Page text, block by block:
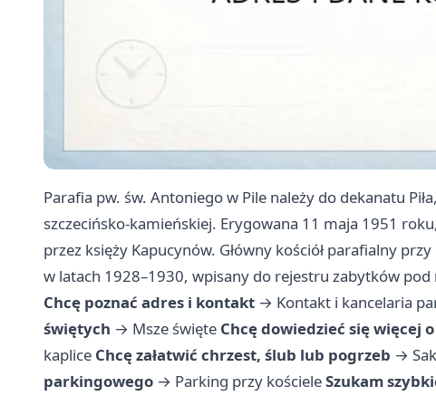
Parafia pw. św. Antoniego w Pile należy do dekanatu
szczecińsko-kamieńskiej. Erygowana 11 maja 1951
przez księży Kapucynów. Główny kościół parafialny
w latach 1928–1930, wpisany do rejestru zabytków
Chcę poznać adres i kontakt → Kontakt i kancelaria
świętych → Msze święte Chcę dowiedzieć się więcej
kaplice Chcę załatwić chrzest, ślub lub pogrzeb →
parkingowego → Parking przy kościeleSzukam